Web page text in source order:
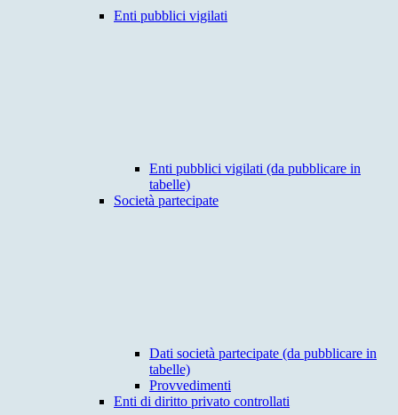
Enti pubblici vigilati
Enti pubblici vigilati (da pubblicare in
tabelle)
Società partecipate
Dati società partecipate (da pubblicare in
tabelle)
Provvedimenti
Enti di diritto privato controllati